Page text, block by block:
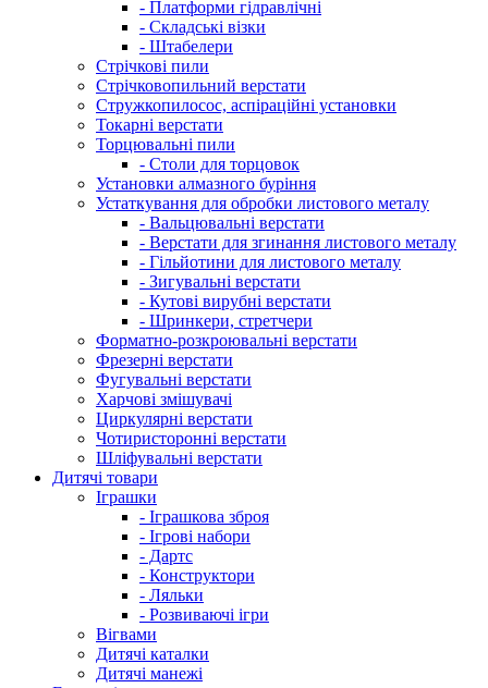
- Платформи гідравлічні
- Складські візки
- Штабелери
Стрічкові пили
Стрічковопильний верстати
Стружкопилосос, аспіраційні установки
Токарні верстати
Торцювальні пили
- Столи для торцовок
Установки алмазного буріння
Устаткування для обробки листового металу
- Вальцювальні верстати
- Верстати для згинання листового металу
- Гільйотини для листового металу
- Зигувальні верстати
- Кутові вирубні верстати
- Шринкери, стретчери
Форматно-розкроювальні верстати
Фрезерні верстати
Фугувальні верстати
Харчові змішувачі
Циркулярні верстати
Чотиристоронні верстати
Шліфувальні верстати
Дитячі товари
Іграшки
- Іграшкова зброя
- Ігрові набори
- Дартс
- Конструктори
- Ляльки
- Розвиваючі ігри
Вігвами
Дитячі каталки
Дитячі манежі